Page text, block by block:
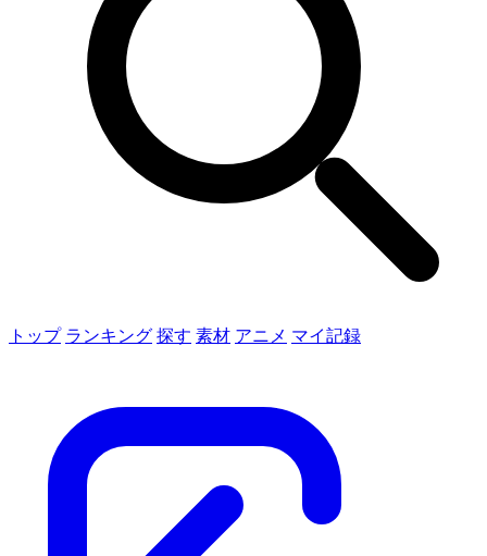
トップ ランキング 探す 素材 アニメ マイ記録